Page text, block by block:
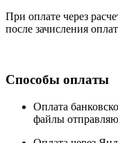
При оплате через
после зачисления
Способы оплаты
Оплата
файлы